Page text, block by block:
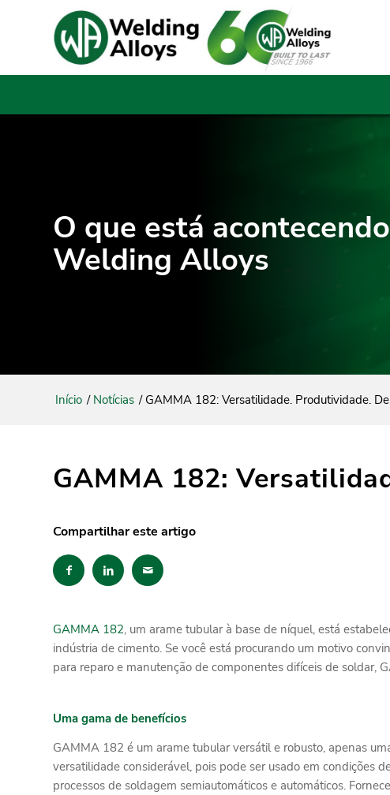
O que está
Welding Alloys
Início / Notícias / GAMMA 182: Versatilidade. Produtividade.
GAMMA 182:
Compartilhar este artigo
GAMMA 182, um arame tubular à base de níquel, está
indústria de cimento. Se você está procurando um motivo
para reparo e manutenção de componentes difíceis de soldar,
Uma gama de benefícios
GAMMA 182 é um arame tubular versátil e robusto, apenas
versatilidade considerável, pois pode ser usado em condições
processos de soldagem semiautomáticos e automáticos.